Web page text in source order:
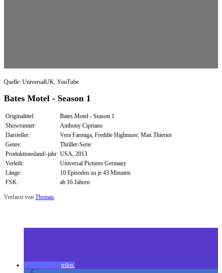
Quelle: UniversalUK, YouTube
Bates Motel - Season 1
Originaltitel:
Bates Motel - Season 1
Showrunner:
Anthony Cipriano
Darsteller:
Vera Farmiga, Freddie Highmore, Max Thieriot
Genre:
Thriller-Serie
Produktionsland/-jahr: USA, 2013
Verleih:
Universal Pictures Germany
Länge:
10 Episoden zu je 43 Minuten
FSK:
ab 16 Jahren
Verfasst von Thomas.
teilen